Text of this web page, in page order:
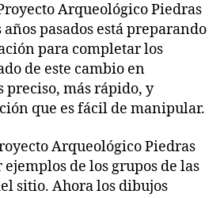
Arqueológico Piedras
años pasados está preparando
para completar los
de este cambio en
preciso, más rápido, y
que es fácil de manipular.
Arqueológico Piedras
de los grupos de las
sitio. Ahora los dibujos